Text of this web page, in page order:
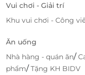
Cùng đội ngũ
thành, hiếu khách,
Lounge & Bar sẽ
khách hàng.
Vui chơi - Giải trí
Khu vui chơi - Công
Ăn uống
Nhà hàng - quán ăn/
phẩm/Tặng KH BIDV